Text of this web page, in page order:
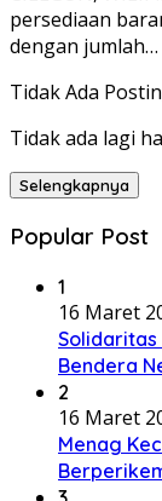
persediaan
dengan jumlah…
Tidak Ada
Tidak ada lagi
Selengkapnya
Popular Post
1
16 Maret
Solidaritas
Bendera
2
16 Maret
Menag